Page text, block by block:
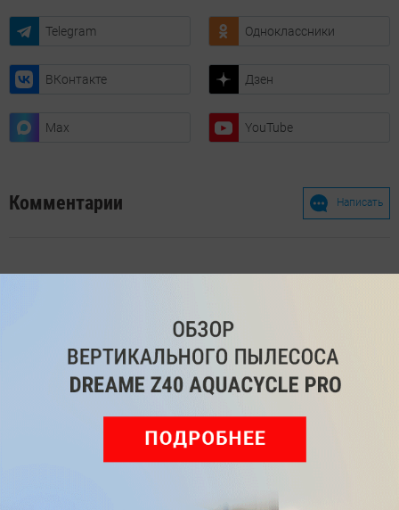
Telegram Одноклассники
ВКонтакте Дзен
Max YouTube
Комментарии Написать
Зарегистрируйтесь
оставить комментарий